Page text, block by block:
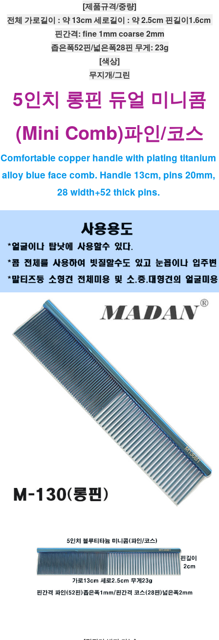
[제품규격/중량]
전체 가로길이 : 약 13cm 세로길이 : 약 2.5cm 핀길이1.6cm
핀간격: fine 1mm coarse 2mm
좁은폭52핀/넓은폭28핀 무게: 23g
[색상]
무지개/그린
5인치 롱핀 듀얼 미니콤
(Mini Comb)파인/코스
Comfortable copper handle with plating titanium
alloy blue face comb. Handle 13cm, pins 20mm,
28 width+52 thick pins.